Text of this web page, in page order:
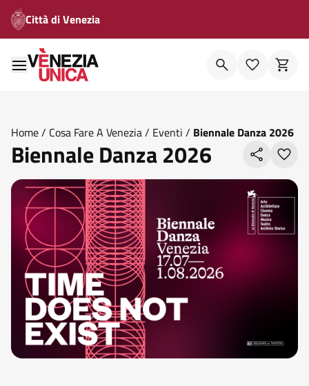
Città di Venezia
Home/ Cosa Fare A Venezia/ Eventi / Biennale Danza 2026
Biennale Danza 2026